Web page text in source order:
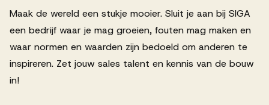
Ons team
Maak de wereld een stukje mooier. Sluit je aan bij SIGA
een bedrijf waar je mag groeien, fouten mag maken en
waar normen en waarden zijn bedoeld om anderen te
inspireren. Zet jouw sales talent en kennis van de bouw
in!